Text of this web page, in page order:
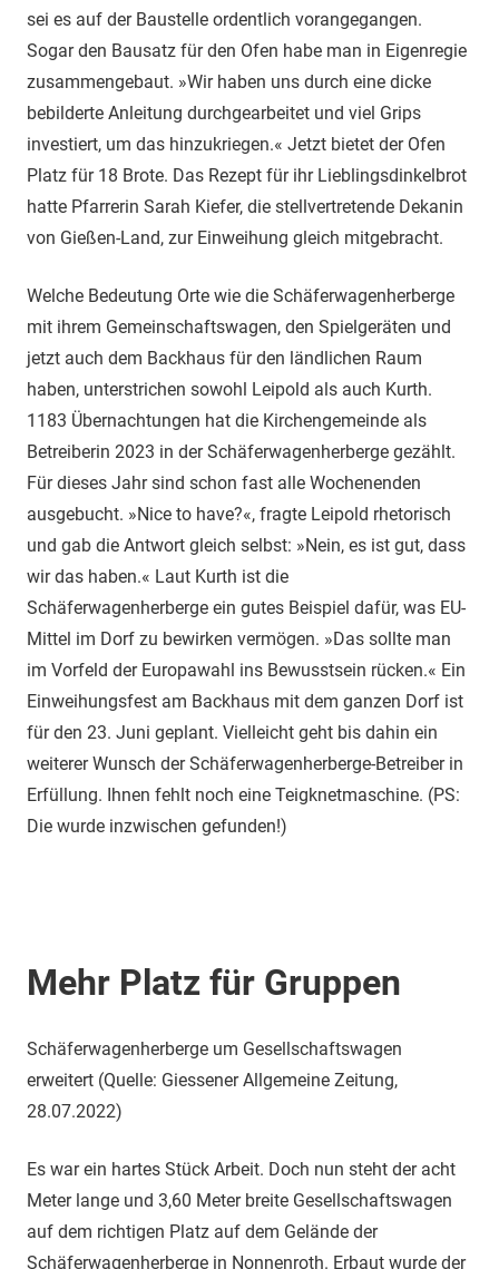
sei es auf der Baustelle ordentlich vorangegangen.
Sogar den Bausatz für den Ofen habe man in Eigenregie
zusammengebaut. »Wir haben uns durch eine dicke
bebilderte Anleitung durchgearbeitet und viel Grips
investiert, um das hinzukriegen.« Jetzt bietet der Ofen
Platz für 18 Brote. Das Rezept für ihr Lieblingsdinkelbrot
hatte Pfarrerin Sarah Kiefer, die stellvertretende Dekanin
von Gießen-Land, zur Einweihung gleich mitgebracht.
Welche Bedeutung Orte wie die Schäferwagenherberge
mit ihrem Gemeinschaftswagen, den Spielgeräten und
jetzt auch dem Backhaus für den ländlichen Raum
haben, unterstrichen sowohl Leipold als auch Kurth.
1183 Übernachtungen hat die Kirchengemeinde als
Betreiberin 2023 in der Schäferwagenherberge gezählt.
Für dieses Jahr sind schon fast alle Wochenenden
ausgebucht. »Nice to have?«, fragte Leipold rhetorisch
und gab die Antwort gleich selbst: »Nein, es ist gut, dass
wir das haben.« Laut Kurth ist die
Schäferwagenherberge ein gutes Beispiel dafür, was EU-
Mittel im Dorf zu bewirken vermögen. »Das sollte man
im Vorfeld der Europawahl ins Bewusstsein rücken.« Ein
Einweihungsfest am Backhaus mit dem ganzen Dorf ist
für den 23. Juni geplant. Vielleicht geht bis dahin ein
weiterer Wunsch der Schäferwagenherberge-Betreiber in
Erfüllung. Ihnen fehlt noch eine Teigknetmaschine. (PS:
Die wurde inzwischen gefunden!)
Mehr Platz für Gruppen
Schäferwagenherberge um Gesellschaftswagen
erweitert (Quelle: Giessener Allgemeine Zeitung,
28.07.2022)
Es war ein hartes Stück Arbeit. Doch nun steht der acht
Meter lange und 3,60 Meter breite Gesellschaftswagen
auf dem richtigen Platz auf dem Gelände der
Schäferwagenherberge in Nonnenroth. Erbaut wurde der